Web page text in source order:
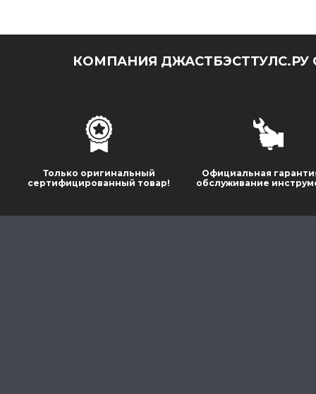
КОМПАНИЯ
Только оригинальный
сертифицированный товар!
Официальная
обслуживание